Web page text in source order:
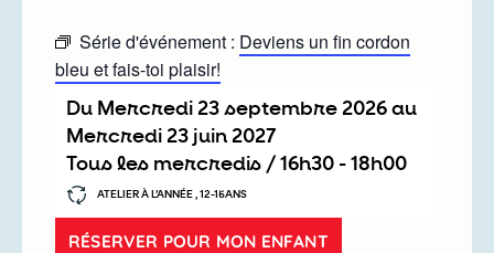
Série d'événement : Deviens un fin cordon
bleu et fais-toi plaisir!
Du mercredi 23 septembre 2026au
mercredi 23 juin 2027
Tous les mercredis / 16h30 - 18h00
ATELIER À L’ANNÉE , 12-15ANS
RÉSERVER POUR MON ENFANT